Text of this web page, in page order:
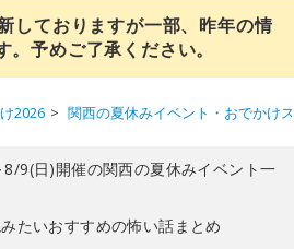
しておりますが一部、昨年の情
。予めご了承ください。
2026 関西の夏休みイベント・おでかけ
9(日)開催の関西の夏休みイベント一
みたいおすすめの怖い話まとめ